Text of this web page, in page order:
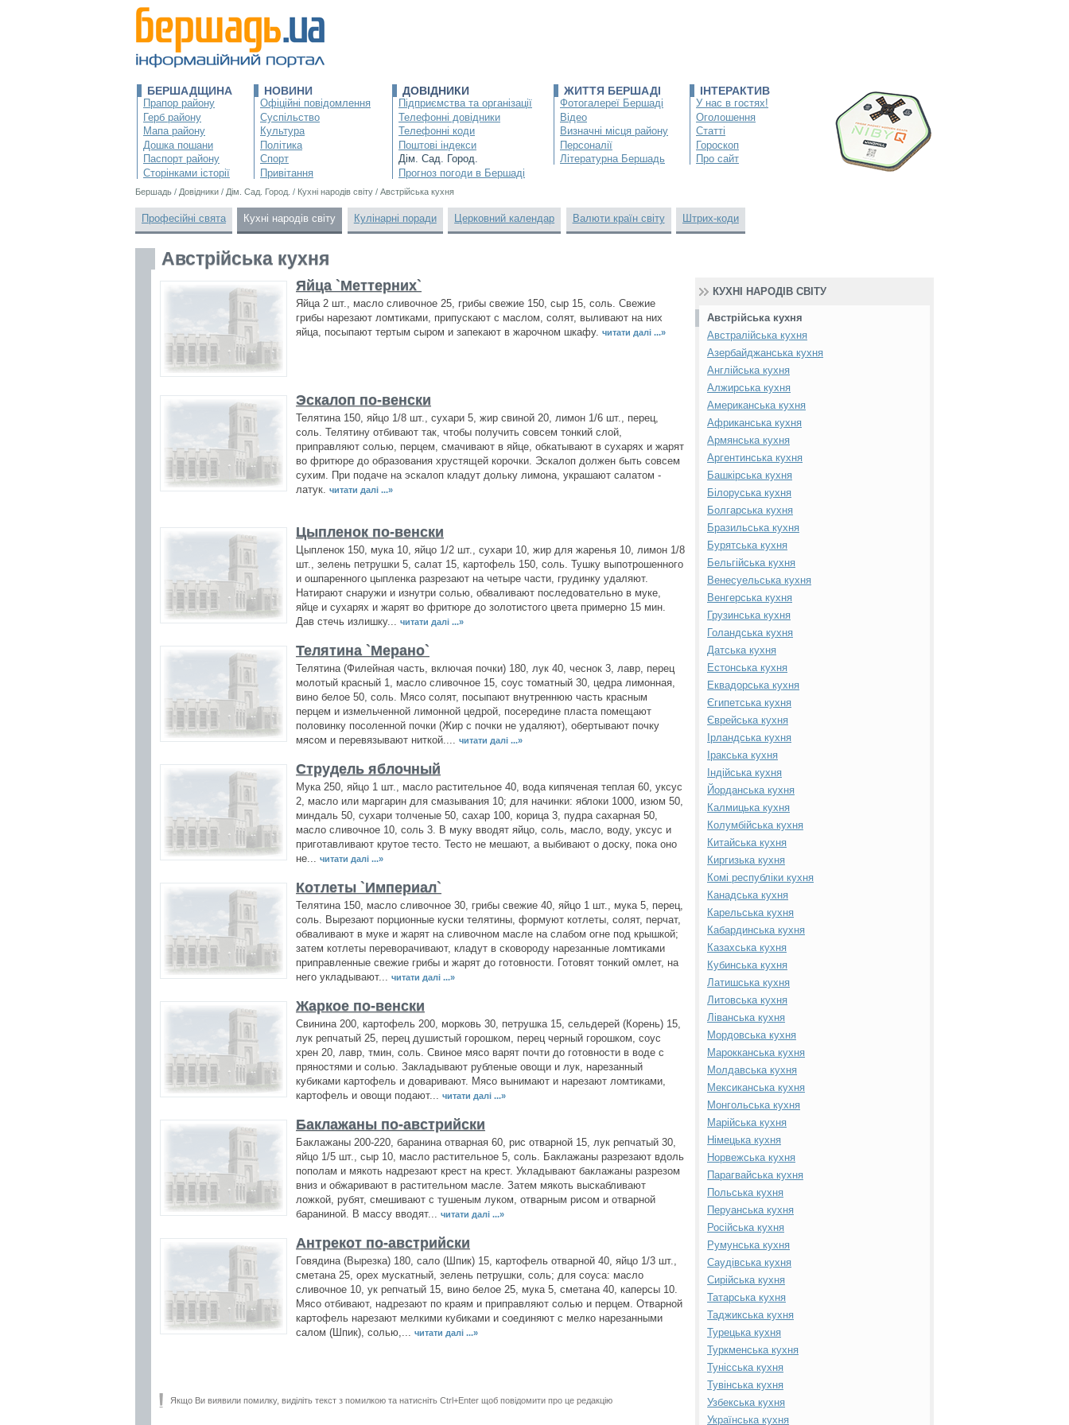
БЕРШАДЩИНА
Прапор району
Герб району
Мапа району
Дошка пошани
Паспорт району
Сторінками історії
НОВИНИ
Офіційні повідомлення
Суспільство
Культура
Політика
Спорт
Привітання
ДОВІДНИКИ
Підприємства та організації
Телефонні довідники
Телефонні коди
Поштові індекси
Дім. Сад. Город.
Прогноз погоди в Бершаді
ЖИТТЯ БЕРШАДІ
Фотогалереї Бершаді
Відео
Визначні місця району
Персоналії
Літературна Бершадь
ІНТЕРАКТИВ
У нас в гостях!
Оголошення
Статті
Гороскоп
Про сайт
Бершадь / Довідники / Дім. Сад. Город. / Кухні народів світу / Австрійська кухня
Професійні свята Кухні народів світу Кулінарні поради Церковний календар Валюти країн світу Штрих-коди
Австрійська кухня
Яйца `Меттерних`
Яйца 2 шт., масло сливочное 25, грибы свежие 150, сыр 15, соль. Свежие
грибы нарезают ломтиками, припускают с маслом, солят, выливают на них
яйца, посыпают тертым сыром и запекают в жарочном шкафу. читати далі ...»
Эскалоп по-венски
Телятина 150, яйцо 1/8 шт., сухари 5, жир свиной 20, лимон 1/6 шт., перец,
соль. Телятину отбивают так, чтобы получить совсем тонкий слой,
приправляют солью, перцем, смачивают в яйце, обкатывают в сухарях и жарят
во фритюре до образования хрустящей корочки. Эскалоп должен быть совсем
сухим. При подаче на эскалоп кладут дольку лимона, украшают салатом -
латук.
читати далі ...»
Цыпленок по-венски
Цыпленок 150, мука 10, яйцо 1/2 шт., сухари 10, жир для жаренья 10, лимон 1/8
шт., зелень петрушки 5, салат 15, картофель 150, соль. Тушку выпотрошенного
и ошпаренного цыпленка разрезают на четыре части, грудинку удаляют.
Натирают снаружи и изнутри солью, обваливают последовательно в муке,
яйце и сухарях и жарят во фритюре до золотистого цвета примерно 15 мин.
Дав стечь излишку...
читати далі ...»
Телятина `Мерано`
Телятина (Филейная часть, включая почки) 180, лук 40, чеснок 3, лавр, перец
молотый красный 1, масло сливочное 15, соус томатный 30, цедра лимонная,
вино белое 50, соль. Мясо солят, посыпают внутреннюю часть красным
перцем и измельченной лимонной цедрой, посередине пласта помещают
половинку посоленной почки (Жир с почки не удаляют), обертывают почку
мясом и перевязывают ниткой....
читати далі ...»
Струдель яблочный
Мука 250, яйцо 1 шт., масло растительное 40, вода кипяченая теплая 60, уксус
2, масло или маргарин для смазывания 10; для начинки: яблоки 1000, изюм 50,
миндаль 50, сухари толченые 50, сахар 100, корица 3, пудра сахарная 50,
масло сливочное 10, соль 3. В муку вводят яйцо, соль, масло, воду, уксус и
приготавливают крутое тесто. Тесто не мешают, а выбивают о доску, пока оно
не...
читати далі ...»
Котлеты `Империал`
Телятина 150, масло сливочное 30, грибы свежие 40, яйцо 1 шт., мука 5, перец,
соль. Вырезают порционные куски телятины, формуют котлеты, солят, перчат,
обваливают в муке и жарят на сливочном масле на слабом огне под крышкой;
затем котлеты переворачивают, кладут в сковороду нарезанные ломтиками
приправленные свежие грибы и жарят до готовности. Готовят тонкий омлет, на
него укладывают...
читати далі ...»
Жаркое по-венски
Свинина 200, картофель 200, морковь 30, петрушка 15, сельдерей (Корень) 15,
лук репчатый 25, перец душистый горошком, перец черный горошком, соус
хрен 20, лавр, тмин, соль. Свиное мясо варят почти до готовности в воде с
пряностями и солью. Закладывают рубленые овощи и лук, нарезанный
кубиками картофель и доваривают. Мясо вынимают и нарезают ломтиками,
картофель и овощи подают...
читати далі ...»
Баклажаны по-австрийски
Баклажаны 200-220, баранина отварная 60, рис отварной 15, лук репчатый 30,
яйцо 1/5 шт., сыр 10, масло растительное 5, соль. Баклажаны разрезают вдоль
пополам и мякоть надрезают крест на крест. Укладывают баклажаны разрезом
вниз и обжаривают в растительном масле. Затем мякоть выскабливают
ложкой, рубят, смешивают с тушеным луком, отварным рисом и отварной
бараниной. В массу вводят...
читати далі ...»
Антрекот по-австрийски
Говядина (Вырезка) 180, сало (Шпик) 15, картофель отварной 40, яйцо 1/3 шт.,
сметана 25, орех мускатный, зелень петрушки, соль; для соуса: масло
сливочное 10, ук репчатый 15, вино белое 25, мука 5, сметана 40, каперсы 10.
Мясо отбивают, надрезают по краям и приправляют солью и перцем. Отварной
картофель нарезают мелкими кубиками и соединяют с мелко нарезанными
салом (Шпик), солью,...
читати далі ...»
Якщо Ви виявили помилку, виділіть текст з помилкою та натисніть Ctrl+Enter щоб повідомити про це редакцію
КУХНІ НАРОДІВ СВІТУ
Австрійська кухня
Австралійська кухня
Азербайджанська кухня
Англійська кухня
Алжирська кухня
Американська кухня
Африканська кухня
Армянська кухня
Аргентинська кухня
Башкірська кухня
Білоруська кухня
Болгарська кухня
Бразильська кухня
Бурятська кухня
Бельгійська кухня
Венесуельська кухня
Венгерська кухня
Грузинська кухня
Голандська кухня
Датська кухня
Естонська кухня
Еквадорська кухня
Єгипетська кухня
Єврейська кухня
Ірландська кухня
Іракська кухня
Індійська кухня
Йорданська кухня
Калмицька кухня
Колумбійська кухня
Китайська кухня
Киргизька кухня
Комі республіки кухня
Канадська кухня
Карельська кухня
Кабардинська кухня
Казахська кухня
Кубинська кухня
Латишська кухня
Литовська кухня
Ліванська кухня
Мордовська кухня
Марокканська кухня
Молдавська кухня
Мексиканська кухня
Монгольська кухня
Марійська кухня
Німецька кухня
Норвежська кухня
Парагвайська кухня
Польська кухня
Перуанська кухня
Російська кухня
Румунська кухня
Саудівська кухня
Сирійська кухня
Татарська кухня
Таджикська кухня
Турецька кухня
Туркменська кухня
Тунісська кухня
Тувінська кухня
Узбекська кухня
Українська кухня